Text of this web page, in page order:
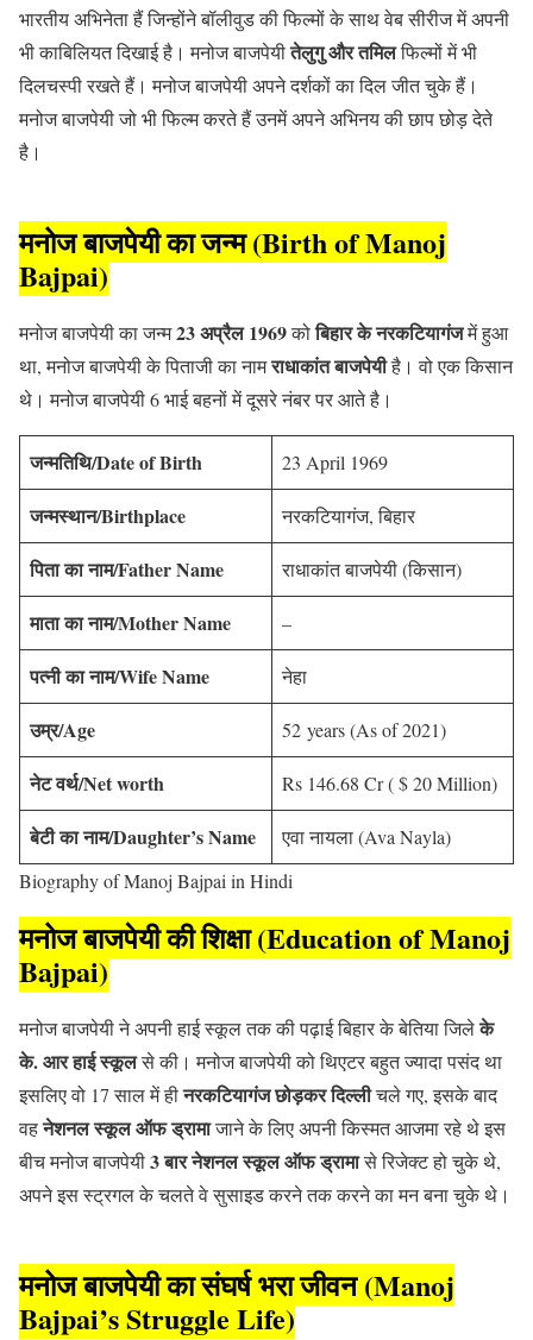
भारतीय अभिनेता हैं जिन्होंने बॉलीवुड की फिल्मों के साथ वेब सीरीज में अपनी
भी काबिलियत दिखाई है। मनोज बाजपेयीतेलुगु और तमिलफिल्मों में भी
दिलचस्पी रखते हैं। मनोज बाजपेयी अपने दर्शकों का दिल जीत चुके हैं।
मनोज बाजपेयी जो भी फिल्म करते हैं उनमें अपने अभिनय की छाप छोड़ देते
है।
मनोज बाजपेयी का जन्म (Birth of Manoj
Bajpai)
मनोज बाजपेयी का जन्म23 अप्रैल 1969कोबिहार के नरकटियागंजमें हुआ
था, मनोज बाजपेयी के पिताजी का नामराधाकांत बाजपेयीहै। वो एक किसान
थे। मनोज बाजपेयी 6 भाई बहनों में दूसरे नंबर पर आते है।
जन्मतिथि/Date of Birth 23 April 1969
जन्मस्थान/Birthplace नरकटियागंज, बिहार
पिता का नाम/Father Name राधाकांत बाजपेयी (किसान)
माता का नाम/Mother Name –
पत्नी का नाम/Wife Name नेहा
उम्र/Age 52 years (As of 2021)
नेट वर्थ/Net worth Rs 146.68 Cr ( $ 20 Million)
बेटी का नाम/Daughter’s Name
एवा नायला (Ava Nayla)
Biography of Manoj Bajpai in Hindi
मनोज बाजपेयी की शिक्षा (Education of Manoj
Bajpai)
मनोज बाजपेयी ने अपनी हाई स्कूल तक की पढ़ाई बिहार के बेतिया जिलेके
के. आर हाई स्कूलसे की। मनोज बाजपेयी को थिएटर बहुत ज्यादा पसंद था
इसलिए वो 17 साल में हीनरकटियागंज छोड़कर दिल्लीचले गए, इसके बाद
वहनेशनल स्कूल ऑफ ड्रामाजाने के लिए अपनी किस्मत आजमा रहे थे इस
बीच मनोज बाजपेयी3 बार नेशनल स्कूल ऑफ ड्रामासे रिजेक्ट हो चुके थे,
अपने इस स्ट्रगल के चलते वे सुसाइड करने तक करने का मन बना चुके थे।
मनोज बाजपेयी का संघर्ष भरा जीवन (Manoj
Bajpai’s Struggle Life)